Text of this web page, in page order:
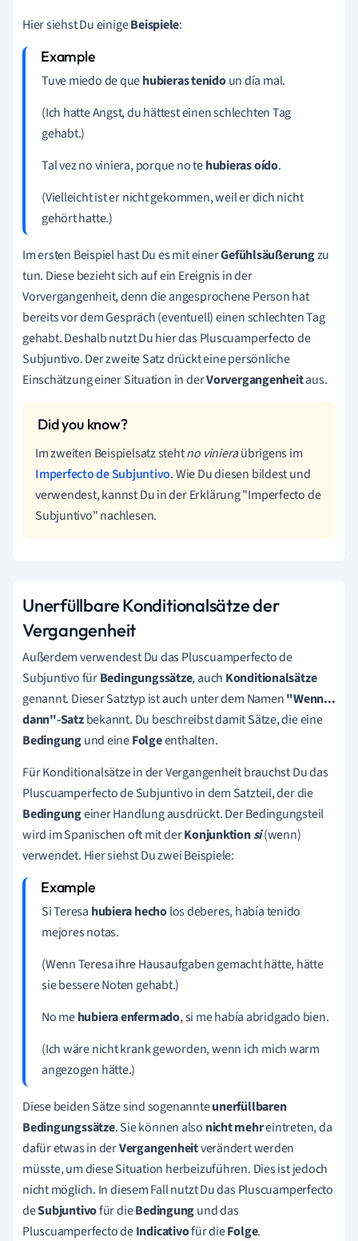
Hier siehst Du einigeBeispiele:
Tuve miedo de quehubieras tenidoun día mal.
(Ich hatte Angst, du hättest einen schlechten Tag
gehabt.)
Tal vez no viniera, porque no tehubierasoído.
(Vielleicht ist er nicht gekommen, weil er dich nicht
gehört hatte.)
Im ersten Beispiel hast Du es mit einerGefühlsäußerungzu
tun. Diese bezieht sich auf ein Ereignis in der
Vorvergangenheit, denn die angesprochene Person hat
bereits vor dem Gespräch (eventuell) einen schlechten Tag
gehabt. Deshalb nutzt Du hier das Pluscuamperfecto de
Subjuntivo. Der zweite Satz drückt eine persönliche
Einschätzung einer Situation in derVorvergangenheitaus.
Im zweiten Beispielsatz stehtno vinieraübrigens im
Imperfecto de Subjuntivo. Wie Du diesen bildest und
verwendest, kannst Du in der Erklärung "Imperfecto de
Subjuntivo" nachlesen.
Unerfüllbare Konditionalsätze der
Vergangenheit
Außerdem verwendest Du das Pluscuamperfecto de
Subjuntivo fürBedingungssätze, auch Konditionalsätze
genannt. Dieser Satztyp ist auch unter dem Namen"Wenn...
dann"-Satzbekannt. Du beschreibst damit Sätze, die eine
Bedingungund eineFolgeenthalten.
Für Konditionalsätze in der Vergangenheit brauchst Du das
Pluscuamperfecto de Subjuntivo in dem Satzteil, der die
Bedingungeiner Handlung ausdrückt. Der Bedingungsteil
wird im Spanischen oft mit derKonjunktionsi(wenn)
verwendet. Hier siehst Du zwei Beispiele:
Si Teresa hubiera hecholos deberes, había tenido
mejores notas.
(Wenn Teresa ihre Hausaufgaben gemacht hätte, hätte
sie bessere Noten gehabt.)
No mehubiera enfermado, si me había abridgado bien.
(Ich wäre nicht krank geworden, wenn ich mich warm
angezogen hätte.)
Diese beiden Sätze sind sogenannteunerfüllbaren
Bedingungssätze. Sie können also nicht mehreintreten, da
dafür etwas in derVergangenheitverändert werden
müsste, um diese Situation herbeizuführen. Dies ist jedoch
nicht möglich. In diesem Fall nutzt Du das Pluscuamperfecto
deSubjuntivofür dieBedingungund das
Pluscuamperfecto deIndicativofür dieFolge.